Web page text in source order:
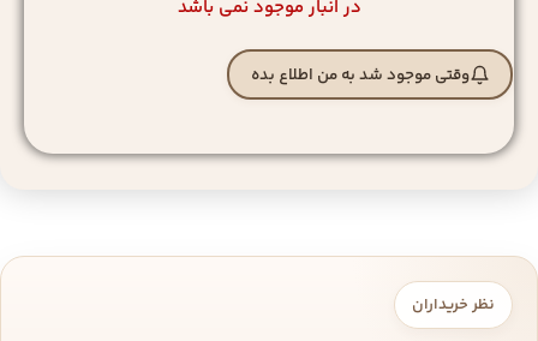
در انبار موجود نمی باشد
وقتی موجود شد به من اطلاع بده
نظر خریداران